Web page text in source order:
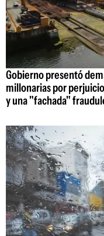
Gobierno presentó
millonarias por
y una "fachada"